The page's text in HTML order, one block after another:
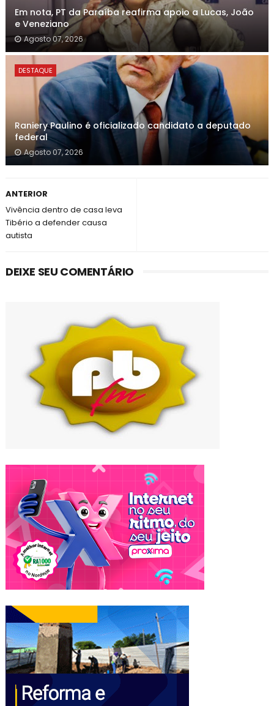
Em nota, PT da Paraíba reafirma apoio a Lucas, João
e Veneziano
Agosto 07, 2026
DESTAQUE
Raniery Paulino é oficializado candidato a deputado
federal
Agosto 07, 2026
ANTERIOR
Vivência dentro de casa leva
Tibério a defender causa
autista
DEIXE SEU COMENTÁRIO